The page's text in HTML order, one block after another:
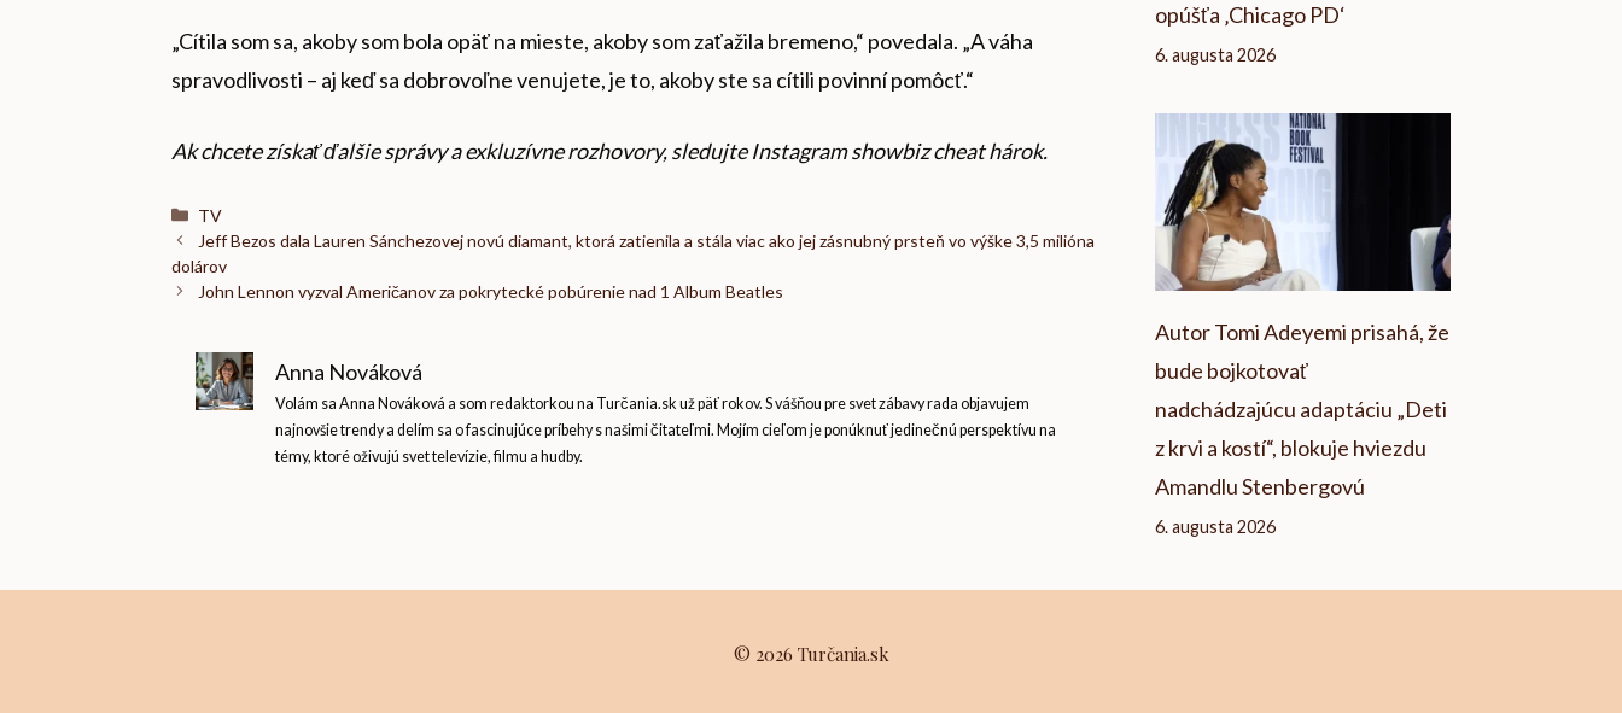
„Cítila som sa, akoby som bola opäť na mieste, akoby som zaťažila bremeno,“ povedala. „A váha
spravodlivosti – aj keď sa dobrovoľne venujete, je to, akoby ste sa cítili povinní pomôcť.“
Ak chcete získať ďalšie správy a exkluzívne rozhovory, sledujteInstagram showbiz cheat hárok.
Kategórie
TV
Jeff Bezos dala Lauren Sánchezovej novú diamant, ktorá zatienila a stála viac ako jej zásnubný prsteň vo výške 3,5 milióna
dolárov
John Lennon vyzval Američanov za pokrytecké pobúrenie nad 1 Album Beatles
Anna Nováková
Volám sa Anna Nováková a som redaktorkou na Turčania.sk už päť rokov. S vášňou pre svet zábavy rada objavujem
najnovšie trendy a delím sa o fascinujúce príbehy s našimi čitateľmi. Mojím cieľom je ponúknuť jedinečnú perspektívu na
témy, ktoré oživujú svet televízie, filmu a hudby.
opúšťa ‚Chicago PD‘
6. augusta 2026
Autor Tomi Adeyemi prisahá, že
bude bojkotovať
nadchádzajúcu adaptáciu „Deti
z krvi a kostí“, blokuje hviezdu
Amandlu Stenbergovú
6. augusta 2026
© 2026 Turčania.sk